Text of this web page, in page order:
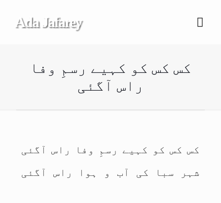
Ada Jafarey
کس کس کو کہیے رسمِ وفا
راس آگئی
کس کس کو کہیے رسمِ وفا راس آگئی
شہر سبا کی آب و ہوا راس آگئی